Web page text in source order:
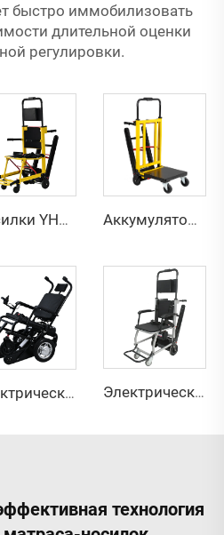
быстро иммобилизовать
длительной оценки
регулировки.
Носилки YHR-LD01E для скорой помощи Аккумуляторная тележка для подъема по лестницам YHR-LD03
Электрический подъемник для лестницы YHR-LD06 Электрический лестничный стул YHR-LD09
технология